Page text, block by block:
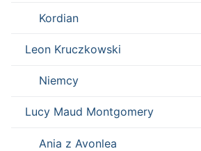
Kordian
Leon Kruczkowski
Niemcy
Lucy Maud Montgomery
Ania z Avonlea